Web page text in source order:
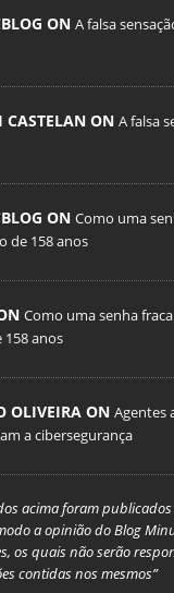
ON A falsa
CASTELAN ON A falsa
ON Como uma
de 158 anos
Como uma senha
158 anos
OLIVEIRA ON Agentes
a cibersegurança
acima foram
a opinião do Blog
os quais não serão
contidas nos mesmos”